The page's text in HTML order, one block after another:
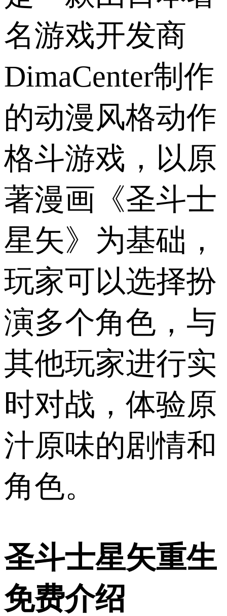
名游戏开发商
DimaCenter制作
的动漫风格动作
格斗游戏，以原
著漫画《圣斗士
星矢》为基础，
玩家可以选择扮
演多个角色，与
其他玩家进行实
时对战，体验原
汁原味的剧情和
角色。
圣斗士星矢重生
免费介绍